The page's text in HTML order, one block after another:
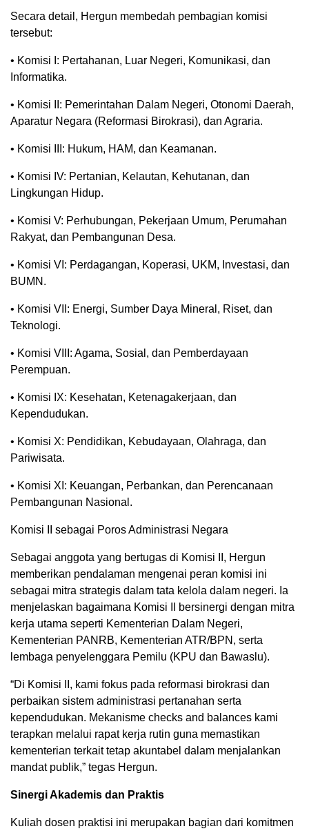
Secara detail, Hergun membedah pembagian komisi
tersebut:
• Komisi I: Pertahanan, Luar Negeri, Komunikasi, dan
Informatika.
• Komisi II: Pemerintahan Dalam Negeri, Otonomi Daerah,
Aparatur Negara (Reformasi Birokrasi), dan Agraria.
• Komisi III: Hukum, HAM, dan Keamanan.
• Komisi IV: Pertanian, Kelautan, Kehutanan, dan
Lingkungan Hidup.
• Komisi V: Perhubungan, Pekerjaan Umum, Perumahan
Rakyat, dan Pembangunan Desa.
• Komisi VI: Perdagangan, Koperasi, UKM, Investasi, dan
BUMN.
• Komisi VII: Energi, Sumber Daya Mineral, Riset, dan
Teknologi.
• Komisi VIII: Agama, Sosial, dan Pemberdayaan
Perempuan.
• Komisi IX: Kesehatan, Ketenagakerjaan, dan
Kependudukan.
• Komisi X: Pendidikan, Kebudayaan, Olahraga, dan
Pariwisata.
• Komisi XI: Keuangan, Perbankan, dan Perencanaan
Pembangunan Nasional.
Komisi II sebagai Poros Administrasi Negara
Sebagai anggota yang bertugas di Komisi II, Hergun
memberikan pendalaman mengenai peran komisi ini
sebagai mitra strategis dalam tata kelola dalam negeri. Ia
menjelaskan bagaimana Komisi II bersinergi dengan mitra
kerja utama seperti Kementerian Dalam Negeri,
Kementerian PANRB, Kementerian ATR/BPN, serta
lembaga penyelenggara Pemilu (KPU dan Bawaslu).
“Di Komisi II, kami fokus pada reformasi birokrasi dan
perbaikan sistem administrasi pertanahan serta
kependudukan. Mekanisme checks and balances kami
terapkan melalui rapat kerja rutin guna memastikan
kementerian terkait tetap akuntabel dalam menjalankan
mandat publik,” tegas Hergun.
Sinergi Akademis dan Praktis
Kuliah dosen praktisi ini merupakan bagian dari komitmen